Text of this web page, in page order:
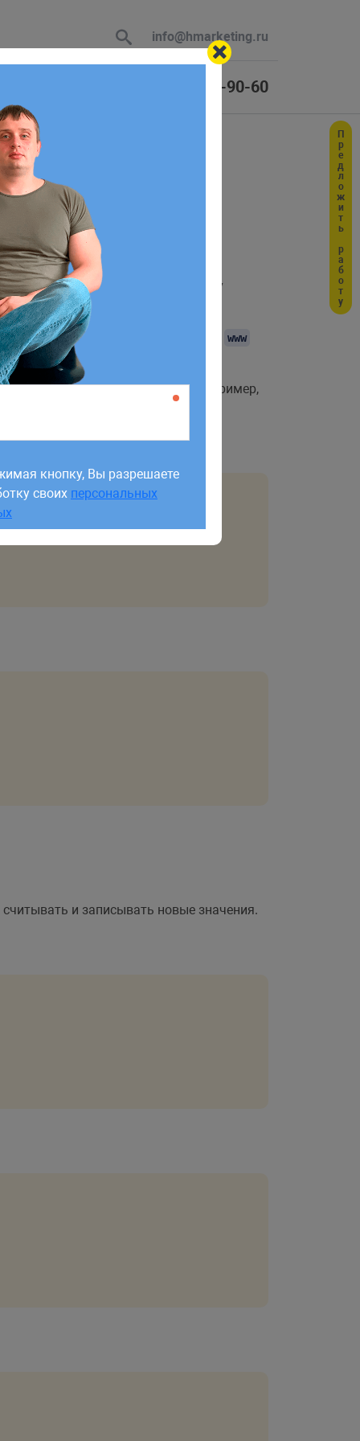
info@hmarketing.ru
+7 (925) 464-90-60
.attr() . Работает он подобно методу
'www') www
в первом параметре. Например,
:
и записывать новые значения.
ответ
с учетом
кнопку, Вы разрешаете
Предложить работу
кнопку, Вы разрешаете
своих персональных